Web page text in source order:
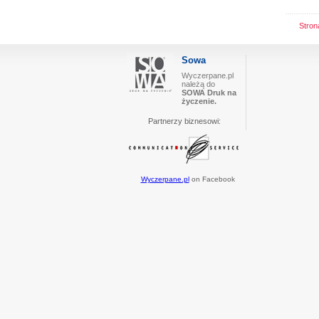
Sowa
Wyczerpane.pl
należą do
SOWA Druk na
życzenie.
Partnerzy biznesowi:
Wyczerpane.plon Facebook